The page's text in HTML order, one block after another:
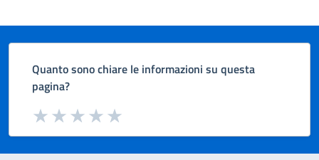
Quanto sono chiare le informazioni su questa
pagina?
Valuta da 1 a 5 stelle la pagina
Valuta 5 stelle su 5
Valuta 4 stelle su 5
Valuta 3 stelle su 5
Valuta 2 stelle su 5
Valuta 1 stelle su 5